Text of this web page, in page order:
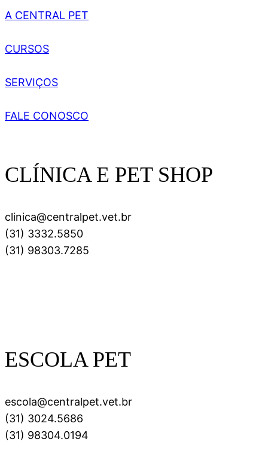
A CENTRAL PET
CURSOS
SERVIÇOS
FALE CONOSCO
CLÍNICA E PET SHOP
clinica@centralpet.vet.br
(31) 3332.5850
(31) 98303.7285
ESCOLA PET
escola@centralpet.vet.br
(31) 3024.5686
(31) 98304.0194